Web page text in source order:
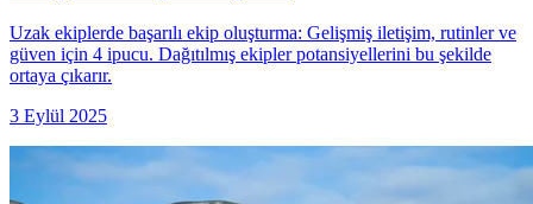
Uzak ekiplerde başarılı ekip oluşturma: Gelişmiş iletişim, rutinler ve
güven için 4 ipucu. Dağıtılmış ekipler potansiyellerini bu şekilde
ortaya çıkarır.
3 Eylül 2025